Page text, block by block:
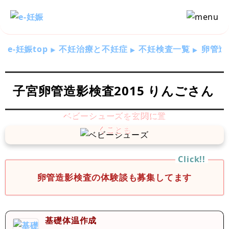
e-妊娠top 不妊治療と不妊症 不妊検査一覧 卵管
子宮卵管造影検査2015 りんごさん
卵管造影検査の体験談も募集してます
基礎体温作成